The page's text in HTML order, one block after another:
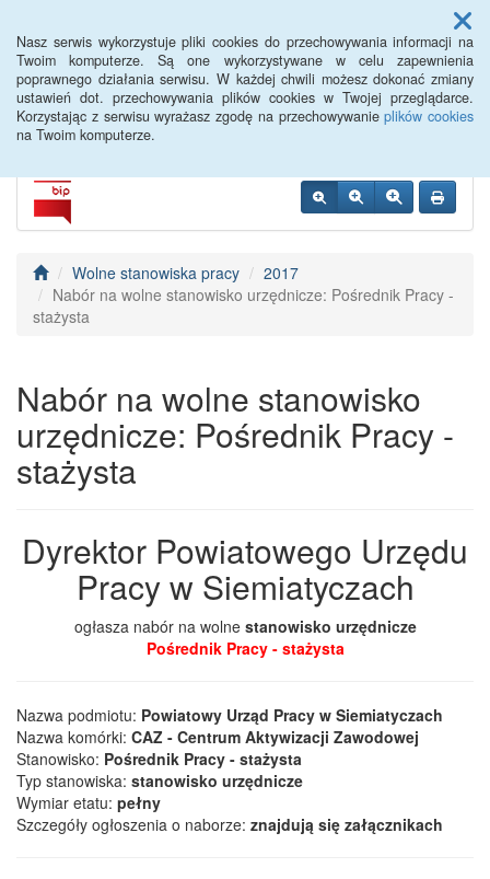
Nasz serwis wykorzystuje pliki cookies do przechowywania informacji na
Twoim komputerze. Są one wykorzystywane w celu zapewnienia
poprawnego działania serwisu. W każdej chwili możesz dokonać zmiany
ustawień dot. przechowywania plików cookies w Twojej przeglądarce.
Korzystając z serwisu wyrażasz zgodę na przechowywanieplików cookies
na Twoim komputerze.
Menu
Siemiatycze PUP
Wolne stanowiska pracy
2017
Nabór na wolne stanowisko urzędnicze: Pośrednik Pracy -
stażysta
Nabór na wolne stanowisko
urzędnicze: Pośrednik Pracy -
stażysta
Dyrektor Powiatowego Urzędu
Pracy w Siemiatyczach
ogłasza nabór na wolne stanowisko urzędnicze
Pośrednik Pracy - stażysta
Nazwa podmiotu: Powiatowy Urząd Pracy w Siemiatyczach
Nazwa komórki: CAZ - Centrum Aktywizacji Zawodowej
Stanowisko: Pośrednik Pracy - stażysta
Typ stanowiska: stanowisko urzędnicze
Wymiar etatu: pełny
Szczegóły ogłoszenia o naborze: znajdują się załącznikach